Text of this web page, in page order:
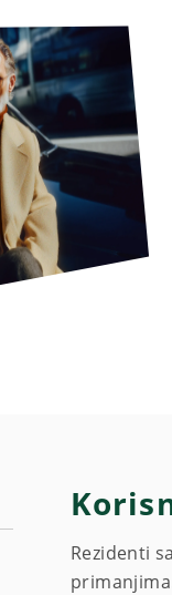
Rezidenti